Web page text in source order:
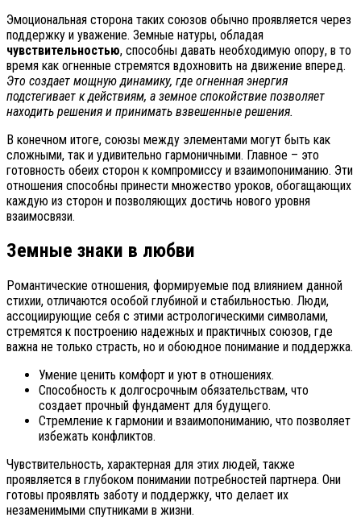
Эмоциональная сторона таких союзов обычно проявляется через
поддержку и уважение. Земные натуры, обладая
чувствительностью, способны давать необходимую опору, в то
время как огненные стремятся вдохновить на движение вперед.
Это создает мощную динамику, где огненная энергия
подстегивает к действиям, а земное спокойствие позволяет
находить решения и принимать взвешенные решения.
В конечном итоге, союзы между элементами могут быть как
сложными, так и удивительно гармоничными. Главное – это
готовность обеих сторон к компромиссу и взаимопониманию. Эти
отношения способны принести множество уроков, обогащающих
каждую из сторон и позволяющих достичь нового уровня
взаимосвязи.
Земные знаки в любви
Романтические отношения, формируемые под влиянием данной
стихии, отличаются особой глубиной и стабильностью. Люди,
ассоциирующие себя с этими астрологическими символами,
стремятся к построению надежных и практичных союзов, где
важна не только страсть, но и обоюдное понимание и поддержка.
Умение ценить комфорт и уют в отношениях.
Способность к долгосрочным обязательствам, что
создает прочный фундамент для будущего.
Стремление к гармонии и взаимопониманию, что позволяет
избежать конфликтов.
Чувствительность, характерная для этих людей, также
проявляется в глубоком понимании потребностей партнера. Они
готовы проявлять заботу и поддержку, что делает их
незаменимыми спутниками в жизни.